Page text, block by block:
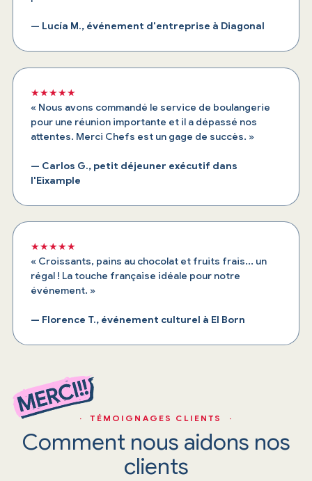
— Lucía M., événement d'entreprise à Diagonal
★★★★★
« Nous avons commandé le service de boulangerie
pour une réunion importante et il a dépassé nos
attentes. Merci Chefs est un gage de succès. »
— Carlos G., petit déjeuner exécutif dans
l'Eixample
★★★★★
« Croissants, pains au chocolat et fruits frais... un
régal ! La touche française idéale pour notre
événement. »
— Florence T., événement culturel à El Born
· TÉMOIGNAGES CLIENTS ·
Comment nous aidons nos
clients